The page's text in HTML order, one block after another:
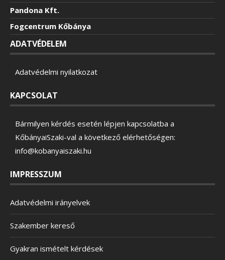
Pandona Kft.
Fogcentrum Kőbánya
ADATVÉDELEM
Adatvédelmi nyilatkozat
KAPCSOLAT
Bármilyen kérdés esetén lépjen kapcsolatba a
KőbányaiSzaki-val a következő elérhetőségen:
info@kobanyaiszaki.hu
IMPRESSZUM
Adatvédelmi irányelvek
Szakember kereső
Gyakran ismételt kérdések